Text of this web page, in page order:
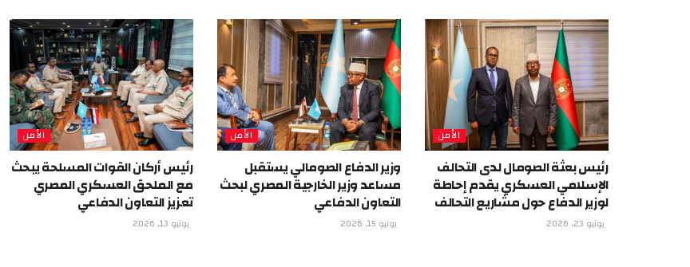
الأمن
رئيس بعثة الصومال لدى التحالف
الإسلامي العسكري يقدم إحاطة
لوزير الدفاع حول مشاريع التحالف
يونيو 23, 2026
الأمن
وزير الدفاع الصومالي يستقبل
مساعد وزير الخارجية المصري لبحث
التعاون الدفاعي
يونيو 15, 2026
الأمن
رئيس أركان القوات المسلحة يبحث
مع الملحق العسكري المصري
تعزيز التعاون الدفاعي
يونيو 13, 2026